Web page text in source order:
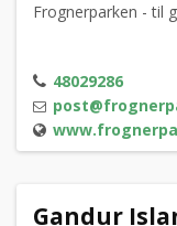
Frognerparken - til
48029286
Gandur